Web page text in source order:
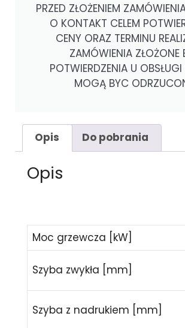
PRZED ZŁOŻENIEM
O KONTAKT CELEM
CENY ORAZ TERMINU
ZAMÓWIENIA ZŁOŻONE
POTWIERDZENIA U OBSŁUGI
MOGĄ BYC
Opis Do pobrania
Opis
Moc grzewcza [kW]
Szyba zwykła [mm]
Szyba z nadrukiem [mm]